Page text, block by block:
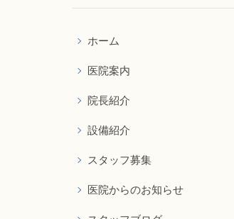
ホーム
医院案内
院長紹介
設備紹介
スタッフ募集
医院からのお知らせ